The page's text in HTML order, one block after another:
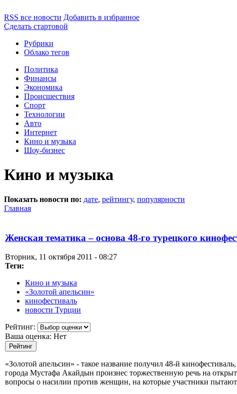
RSS все новости Добавить в избранное
Сделать стартовой
Рубрики
Облако тегов
Политика
Финансы
Экономика
Происшествия
Спорт
Технологии
Авто
Интернет
Кино и музыка
Шоу-бизнес
Кино и музыка
Показать новости по: дате, рейтингу, популярности
Главная
Женская тематика – основа 48-го турецкого
Вторник, 11 октября 2011 - 08:27
Теги:
Кино и музыка
«Золотой апельсин»
кинофестиваль
новости Турции
Рейтинг:
Ваша оценка: Нет
«Золотой апельсин» - такое название получил 48-й
города Мустафа Акайдын произнес торжественную речь на
вопросы о насилии против женщин, на которые участники